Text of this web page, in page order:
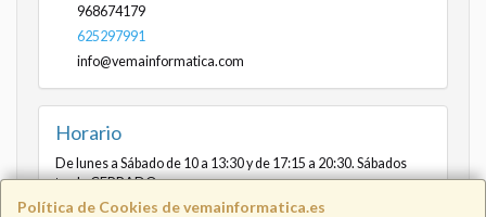
Política de Cookies de vemainformatica.es
968674179
625297991
info@vemainformatica.com
Horario
De lunes a Sábado de 10 a 13:30 y de 17:15 a 20:30. Sábados
tarde CERRADO